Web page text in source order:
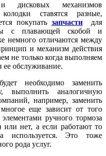
дисковых механизмов
ставятся разные,
покупать запчасти
для
с плавающей скобой и
немного отличаются между
и механизм действия
не только когда выполняем
ее обслуживание.
необходимо заменить
выполнить аналогичную
например, заменить
еще зависит от того
ручного тормоза
или нет, а если работают то
используется. Это тоже
рода услуг.